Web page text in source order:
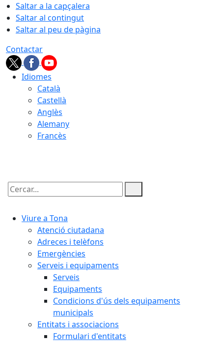
Saltar a la capçalera
Saltar al contingut
Saltar al peu de pàgina
Contactar
Idiomes
Català
Castellà
Anglès
Alemany
Francès
Cercar:
Viure a Tona
Atenció ciutadana
Adreces i telèfons
Emergències
Serveis i equipaments
Serveis
Equipaments
Condicions d'ús dels equipaments
municipals
Entitats i associacions
Formulari d'entitats